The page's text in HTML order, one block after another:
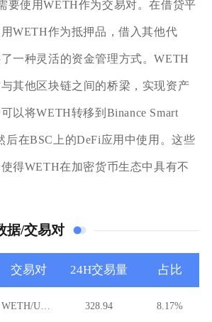
要使用WETH作为交易对。在借贷平
WETH作为抵押品，借入其他代
一种灵活的资金管理方式。WETH
其他区块链之间的桥梁，实现资产
以将WETH转移到Binance Smart
后在BSC上的DeFi应用中使用。这些
得WETH在加密货币生态中具有不
据/交易对
交易对 24H交易量 占比
328.94 8.17%